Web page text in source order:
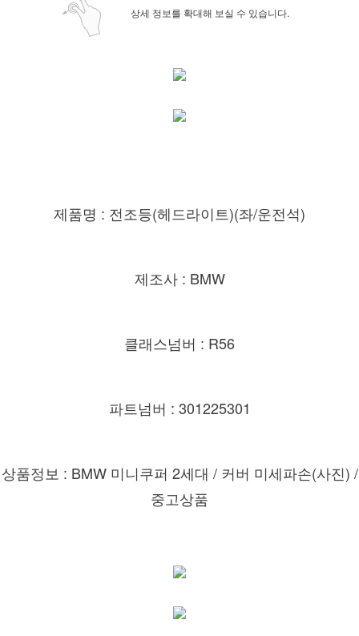
상세 정보를 확대해 보실 수 있습니다.
제품명 : 전조등(헤드라이트)(좌/운전석)
제조사 : BMW
클래스넘버 : R56
파트넘버 : 301225301
상품정보 : BMW 미니쿠퍼 2세대 / 커버 미세파손(사진) /
중고상품